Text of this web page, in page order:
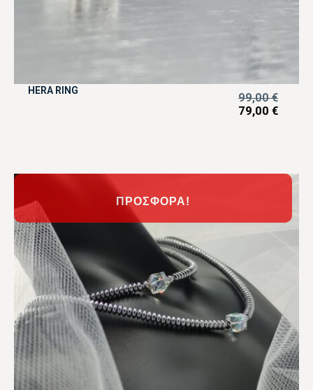
HERA RING 99,00€
79,00 €
ΠΡΟΣΦΟΡΆ!